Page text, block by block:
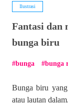
Ilustrasi
Fantasi dan
bunga biru
bunga bunga
Bunga biru
atau lautan